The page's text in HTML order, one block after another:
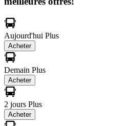
Aujourd'hui Plus
Acheter
Demain Plus
Acheter
2 jours Plus
Acheter